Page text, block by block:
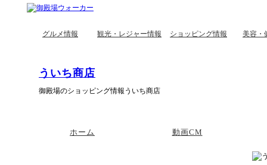
グルメ情報 観光・レジャー情報 ショッピング情報 美容・
ういち商店
御殿場のショッピング情報ういち商店
ホーム 動画CM